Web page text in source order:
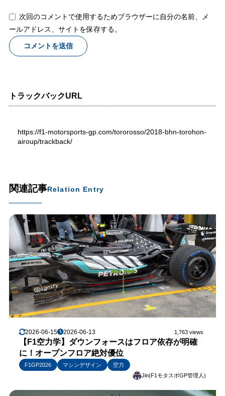
次回のコメントで使用するためブラウザーに自分の名前、メ
ールアドレス、サイトを保存する。
トラックバックURL
https://f1-motorsports-gp.com/tororosso/2018-bhn-torohon-
airoup/trackback/
関連記事Relation Entry
2026-06-15 2026-06-13 1,763 views
【F1空力学】ダウンフォースはフロア依存が明確
に！オープンフロア絶対優位
F1GP2026 マシンデザイン
空力
Jin(F1モタスポGP管理人)